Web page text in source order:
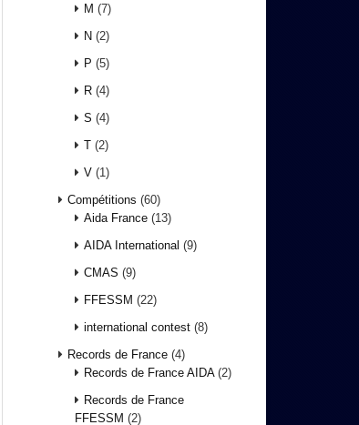
M (7)
N (2)
P (5)
R (4)
S (4)
T (2)
V (1)
Compétitions (60)
Aida France (13)
AIDA International (9)
CMAS (9)
FFESSM (22)
international contest (8)
Records de France (4)
Records de France AIDA(2)
Records de France
FFESSM (2)